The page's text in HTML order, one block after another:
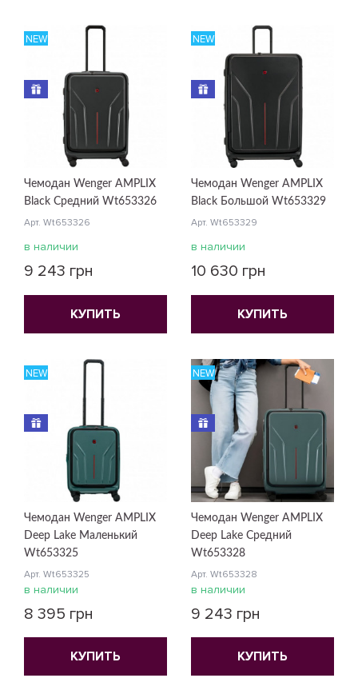
Чемодан Wenger AMPLIX
Black Средний Wt653326
Арт. Wt653326
NEW
в наличии
9 243 грн
КУПИТЬ
Чемодан Wenger AMPLIX
Black Большой Wt653329
Арт. Wt653329
NEW
в наличии
10 630 грн
КУПИТЬ
Чемодан Wenger AMPLIX
Deep Lake Маленький
Wt653325
Арт. Wt653325
NEW
в наличии
8 395 грн
КУПИТЬ
Чемодан Wenger AMPLIX
Deep Lake Средний
Wt653328
Арт. Wt653328
NEW
в наличии
9 243 грн
КУПИТЬ